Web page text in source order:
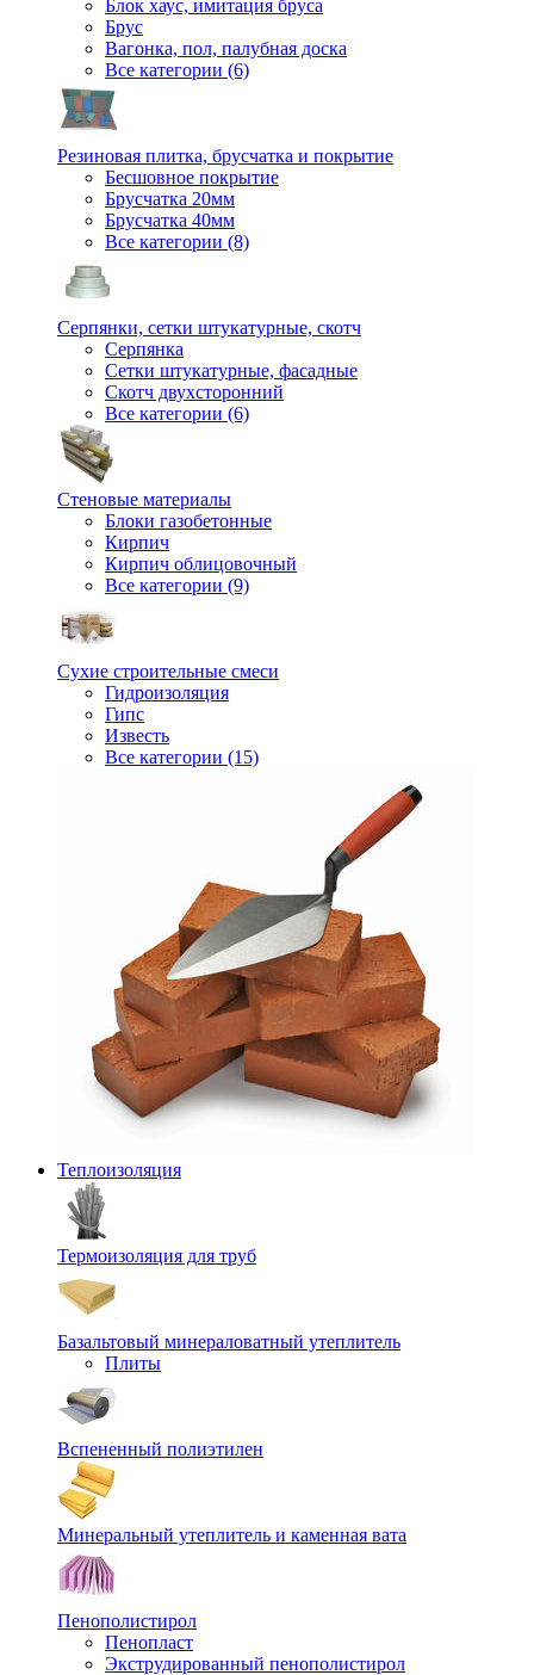
Блок хаус, имитация бруса
Брус
Вагонка, пол, палубная доска
Все категории (6)
Резиновая плитка, брусчатка и покрытие
Бесшовное покрытие
Брусчатка 20мм
Брусчатка 40мм
Все категории (8)
Серпянки, сетки штукатурные, скотч
Серпянка
Сетки штукатурные, фасадные
Скотч двухсторонний
Все категории (6)
Стеновые материалы
Блоки газобетонные
Кирпич
Кирпич облицовочный
Все категории (9)
Сухие строительные смеси
Гидроизоляция
Гипс
Известь
Все категории (15)
Теплоизоляция
Термоизоляция для труб
Базальтовый минераловатный утеплитель
Плиты
Вспененный полиэтилен
Минеральный утеплитель и каменная вата
Пенополистирол
Пенопласт
Экструдированный пенополистирол